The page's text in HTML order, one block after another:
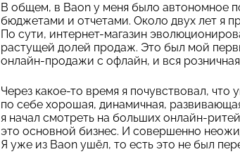
В общем, в Baon у меня было автономное
бюджетами и отчетами. Около двух лет я
По сути, интернет-магазин
растущей долей продаж. Это был мой
онлайн-продажи с офлайн, и вся
Через какое-то время я почувствовал, что
по себе хорошая, динамичная,
я начал смотреть на больших онлайн-
это основной бизнес. И совершенно
Я уже из Baon ушёл, то есть это не был